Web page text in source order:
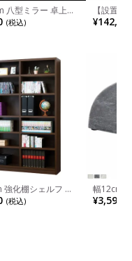
八型ミラー 卓上ミ
ミラー 鏡 キラキ
ステ サロン 店舗 ス
(税込)
【設置
ェスト オ
服収納 お
強化棚シェルフ 可
ハイタイプ 大容量
棚 オープンシェ
(税込)
幅12cm
セクター 2個セット 本立て ブ
ックスス
¥3,590